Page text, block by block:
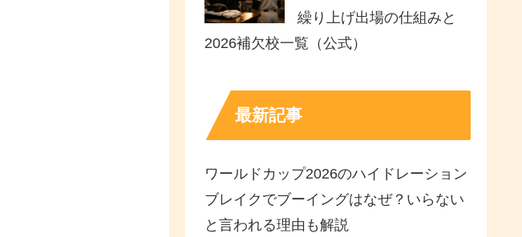
繰り上げ出場の仕組みと
2026補欠校一覧（公式）
最新記事
ワールドカップ2026のハイドレーション
ブレイクでブーイングはなぜ？いらない
と言われる理由も解説